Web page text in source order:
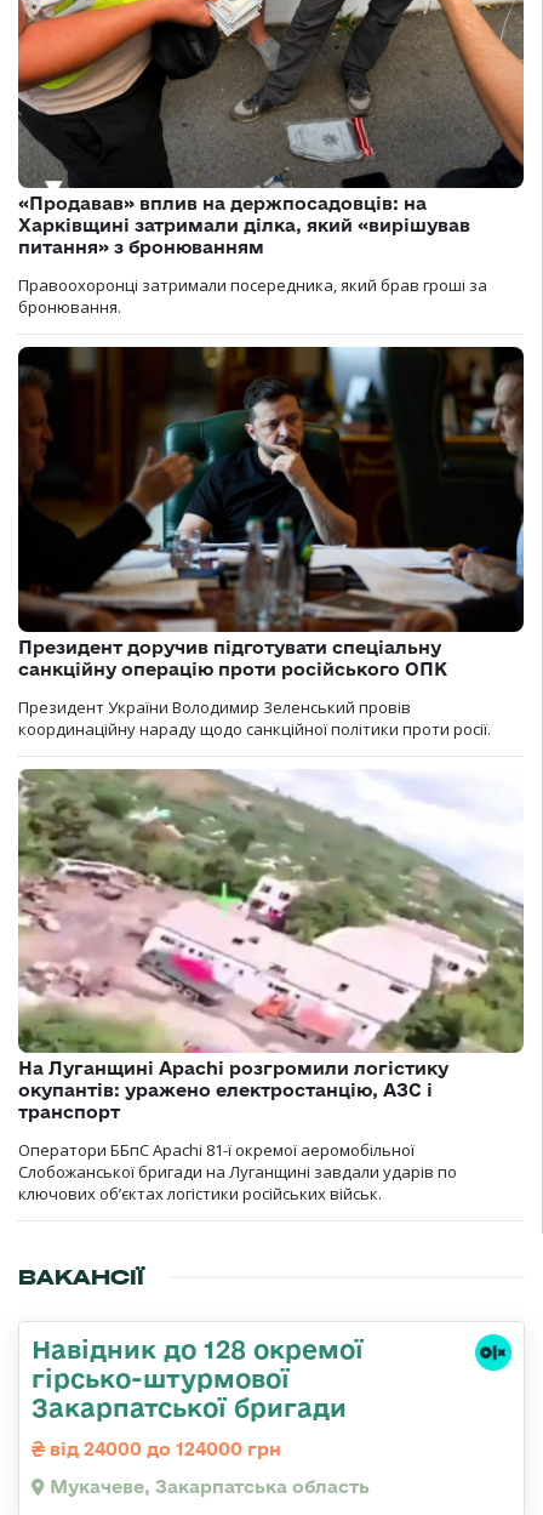
«Продавав» вплив на держпосадовців: на
Харківщині затримали ділка, який «вирішував
питання» з бронюванням
Правоохоронці затримали посередника, який брав гроші за
бронювання.
Президент доручив підготувати спеціальну
санкційну операцію проти російського ОПК
Президент України Володимир Зеленський провів
координаційну нараду щодо санкційної політики проти росії.
На Луганщині Apachi розгромили логістику
окупантів: уражено електростанцію, АЗС і
транспорт
Оператори ББпС Apachi 81-ї окремої аеромобільної
Слобожанської бригади на Луганщині завдали ударів по
ключових об’єктах логістики російських військ.
ВАКАНСІЇ
Навідник до 128 окремої
гірсько-штурмової
Закарпатської бригади
від 24000 до 124000 грн
Мукачеве, Закарпатська область